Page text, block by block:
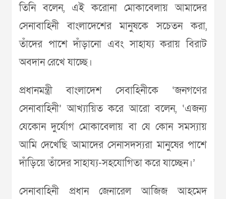
তিনি বলেন, এই করোনা মোকাবেলায় আমাদের
সেনাবাহিনী বাংলাদেশের মানুষকে সচেতন করা,
তাঁদের পাশে দাঁড়ানো এবং সাহায্য করায় বিরাট
অবদান রেখে যাচ্ছে।
প্রধানমন্ত্রী বাংলাদেশ সেবাহিনীকে ‘জনগণের
সেনাবাহিনী’ আখ্যায়িত করে আরো বলেন, ‘এজন্য
যেকোন দুর্যোগ মোকাবেলায় বা যে কোন সমস্যায়
আমি দেখেছি আমাদের সেনাসদস্যরা মানুষের পাশে
দাঁড়িয়ে তাঁদের সাহায্য-সহযোগিতা করে যাচ্ছেন।’
সেনাবাহিনী প্রধান জেনারেল আজিজ আহমেদ